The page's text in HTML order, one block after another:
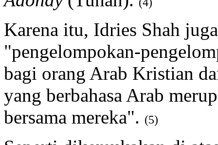
Karena itu, Idries Shah
"pengelompokan-
bagi orang Arab Kristian
yang berbahasa Arab
bersama mereka". (5)